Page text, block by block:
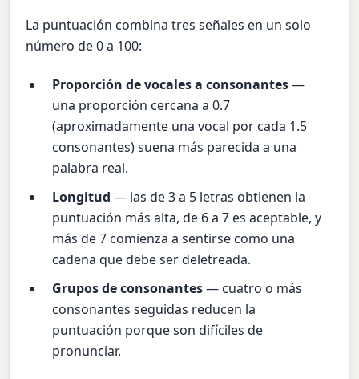
La puntuación combina tres señales en un solo
número de 0 a 100:
Proporción de vocales a consonantes—
una proporción cercana a 0.7
(aproximadamente una vocal por cada 1.5
consonantes) suena más parecida a una
palabra real.
Longitud — las de 3 a 5 letras obtienen la
puntuación más alta, de 6 a 7 es aceptable, y
más de 7 comienza a sentirse como una
cadena que debe ser deletreada.
Grupos de consonantes— cuatro o más
consonantes seguidas reducen la
puntuación porque son difíciles de
pronunciar.